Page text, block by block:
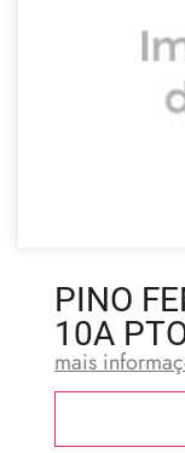
PINO
10A
mais